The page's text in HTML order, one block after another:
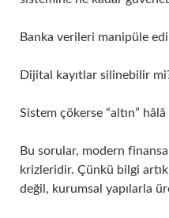
Banka verileri manipüle
Dijital kayıtlar silinebilir
Sistem çökerse “altın”
Bu sorular, modern
krizleridir. Çünkü bilgi
değil, kurumsal yapılarla